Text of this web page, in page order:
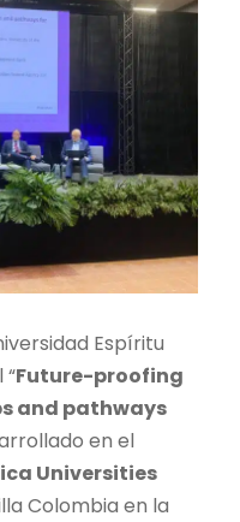
Espíritu
Future-proofing
and pathways
en el
Universities
Colombia en la